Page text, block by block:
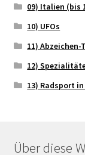
09) Italien (bis
10) UFOs
11)
12)
13) Radsport
Über diese